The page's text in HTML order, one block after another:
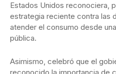
Estados Unidos reconociera,
estrategia reciente contra las
atender el consumo desde
pública.
Asimismo, celebró que el